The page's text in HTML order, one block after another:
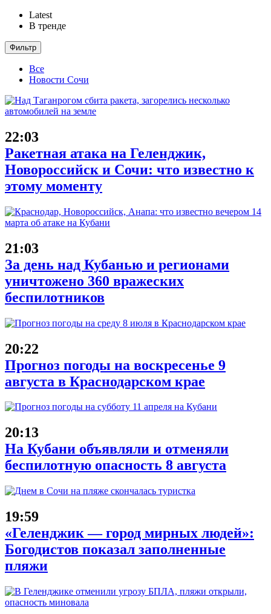
Latest
В тренде
Фильтр
Все
Новости Сочи
22:03
Ракетная атака на Геленджик,
Новороссийск и Сочи: что известно к
этому моменту
21:03
За день над Кубанью и регионами
уничтожено 360 вражеских
беспилотников
20:22
Прогноз погоды на воскресенье 9
августа в Краснодарском крае
20:13
На Кубани объявляли и отменяли
беспилотную опасность 8 августа
19:59
«Геленджик — город мирных людей»:
Богодистов показал заполненные
пляжи